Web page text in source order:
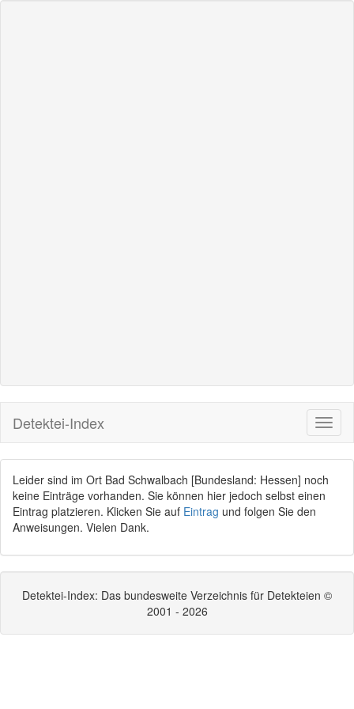
Detektei-Index
Leider sind im Ort Bad Schwalbach [Bundesland: Hessen] noch
keine Einträge vorhanden. Sie können hier jedoch selbst einen
Eintrag platzieren. Klicken Sie auf Eintrag und folgen Sie den
Anweisungen. Vielen Dank.
Detektei-Index: Das bundesweite Verzeichnis für Detekteien ©
2001 - 2026